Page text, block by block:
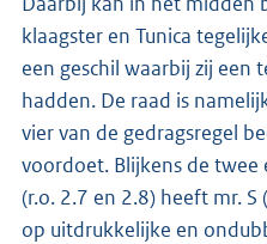
klaagster en Tunica
een geschil waarbij zij een
hadden. De raad is
vier van de gedragsregel
voordoet. Blijkens de
(r.o. 2.7 en 2.8) heeft mr.
op uitdrukkelijke en